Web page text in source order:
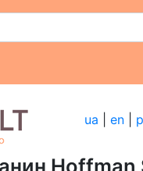
ua en